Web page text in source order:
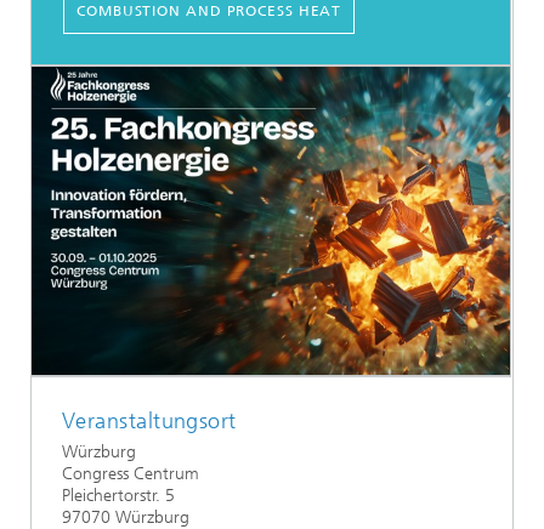
COMBUSTION AND PROCESS HEAT
Veranstaltungsort
Würzburg
Congress Centrum
Pleichertorstr. 5
97070 Würzburg